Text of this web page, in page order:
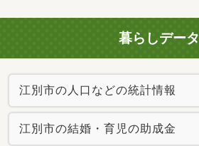
暮らしデータ
江別市の人口などの統計情報
江別市の結婚・育児の助成金